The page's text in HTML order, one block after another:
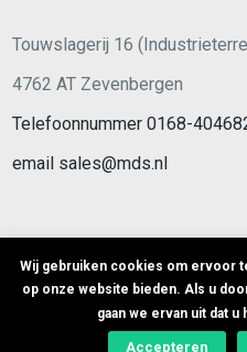
Touwslagerij 16
4762 AT Zevenbergen
Telefoonnummer 0168-
email sales@mds.nl
© Copyright MDS -
Wij gebruiken cookies om ervoor
op onze website bieden. Als u
gaan we ervan uit dat
Accepteren